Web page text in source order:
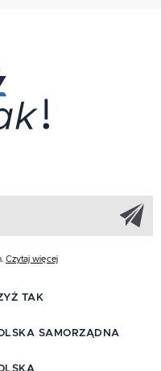
Czytaj więcej
TAK
SAMORZĄDNA